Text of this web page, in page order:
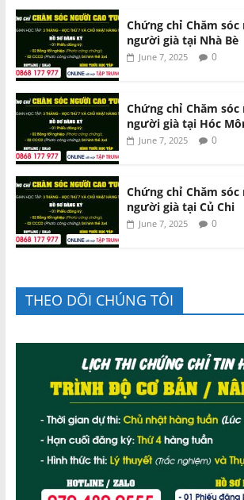
Chứng chỉ Chăm
người già tại Nhà Bè
June 7, 2025 0
Chứng chỉ Chăm
người già tại Hóc
June 7, 2025 0
Chứng chỉ Chăm
người già tại Củ Chi
June 7, 2025 0
THEO DÕI CHÚNG TÔI